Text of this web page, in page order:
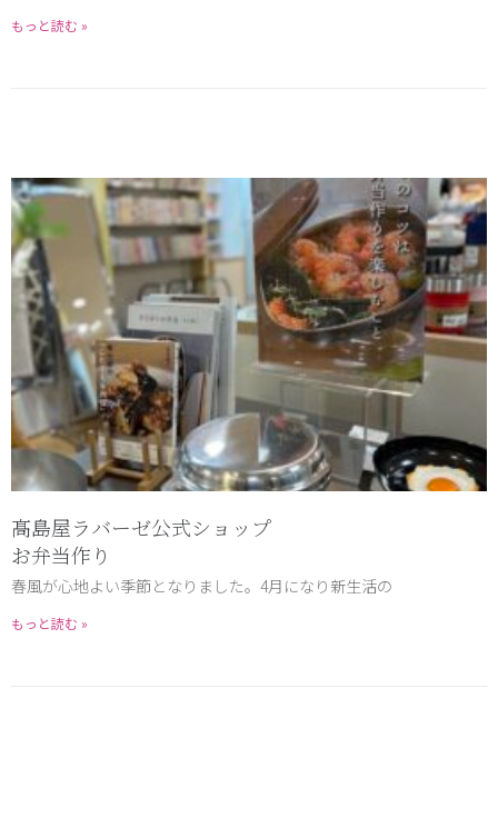
もっと読む »
髙島屋ラバーゼ公式ショップ
お弁当作り
春風が心地よい季節となりました。4月になり新生活の
もっと読む »